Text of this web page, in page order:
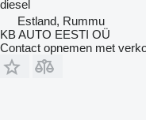
diesel
Estland, Rummu
KB AUTO EESTI OÜ
Contact opnemen met